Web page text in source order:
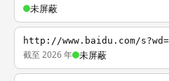
未屏蔽
http://www.baidu.com/
截至 2026 年 未屏蔽